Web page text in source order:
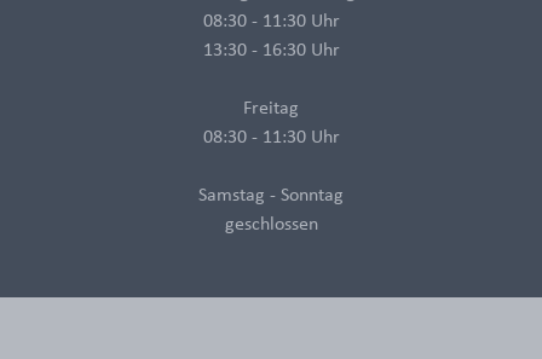
08:30 - 11:30 Uhr
13:30 - 16:30 Uhr
Freitag
08:30 - 11:30 Uhr
Samstag - Sonntag
geschlossen